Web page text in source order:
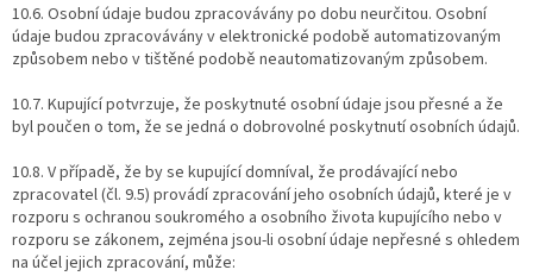
10.6. Osobní údaje budou zpracovávány po dobu neurčitou. Osobní
údaje budou zpracovávány v elektronické podobě automatizovaným
způsobem nebo v tištěné podobě neautomatizovaným způsobem.
10.7. Kupující potvrzuje, že poskytnuté osobní údaje jsou přesné a že
byl poučen o tom, že se jedná o dobrovolné poskytnutí osobních údajů.
10.8. V případě, že by se kupující domníval, že prodávající nebo
zpracovatel (čl. 9.5) provádí zpracování jeho osobních údajů, které je v
rozporu s ochranou soukromého a osobního života kupujícího nebo v
rozporu se zákonem, zejména jsou-li osobní údaje nepřesné s ohledem
na účel jejich zpracování, může: